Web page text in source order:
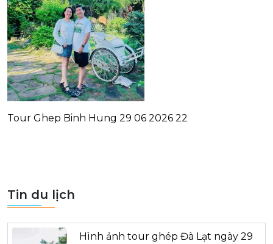
Tour Ghep Binh Hung 29 06 2026 22
Tin du lịch
Hình ảnh tour ghép Đà Lạt ngày 29